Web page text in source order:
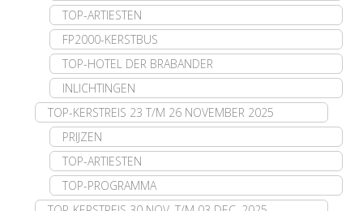
TOP-ARTIESTEN
FP2000-KERSTBUS
TOP-HOTEL DER BRABANDER
INLICHTINGEN
TOP-KERSTREIS 23 T/M 26 NOVEMBER 2025
PRIJZEN
TOP-ARTIESTEN
TOP-PROGRAMMA